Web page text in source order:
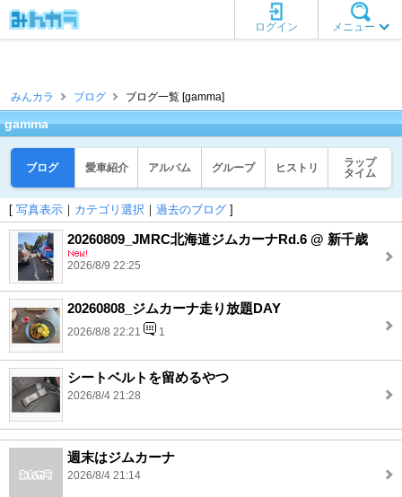
メニュー
ログイン
みんカラ ブログ ブログ一覧 [gamma]
gamma
ブログ 愛車紹介 アルバム グループ ヒストリ
ラップ
タイム
[ 写真表示 ｜ カテゴリ選択 ｜ 過去のブログ ]
20260809_JMRC北海道ジムカーナRd.6 @ 新千歳
2026/8/9 22:25
20260808_ジムカーナ走り放題DAY
2026/8/8 22:21 1
シートベルトを留めるやつ
2026/8/4 21:28
週末はジムカーナ
2026/8/4 21:14